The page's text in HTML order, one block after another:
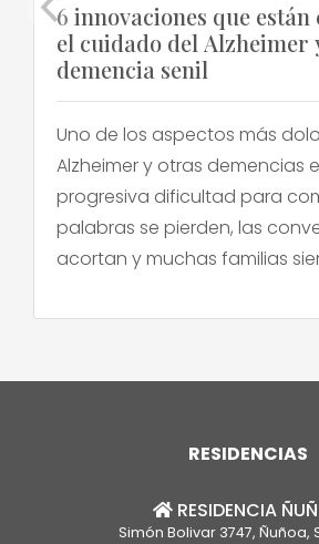
6 innovaciones que
el cuidado del Alzheimer
demencia senil
Uno de los aspectos más
Alzheimer y otras demencias
progresiva dificultad para
palabras se pierden, las
acortan y muchas familias
las conecta con su ser
[…]
RESIDENCIAS
RESIDENCIA
Simón Bolivar 3747, Ñuñoa,